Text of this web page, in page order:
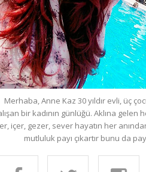
Merhaba, Anne Kaz 30 yıldır evli, üç
bir kadının günlüğü. Aklına gelen
içer, gezer, sever hayatın her
mutluluk payı çıkartır bunu da